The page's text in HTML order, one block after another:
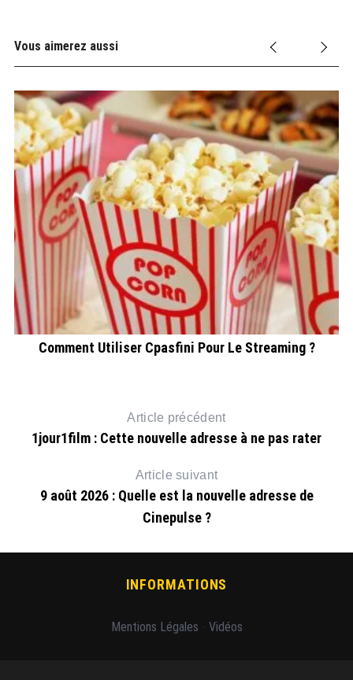
Vous aimerez aussi
Comment Utiliser Cpasfini Pour Le Streaming ?
Article précédent
1jour1film : Cette nouvelle adresse à ne pas rater
Article suivant
9 août 2026 : Quelle est la nouvelle adresse de
Cinepulse ?
INFORMATIONS
Mentions Légales Vidéos